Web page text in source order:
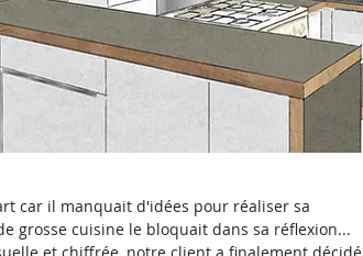
car il manquait d'idées pour réaliser sa
grosse cuisine le bloquait dans sa réflexion...